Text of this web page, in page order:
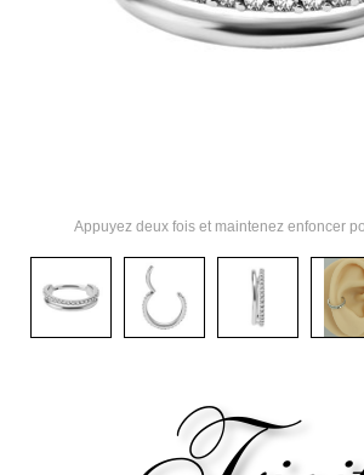
Appuyez deux fois et maintenez enfoncer